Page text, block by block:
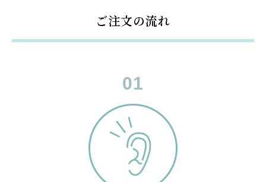
ご注文の流れ